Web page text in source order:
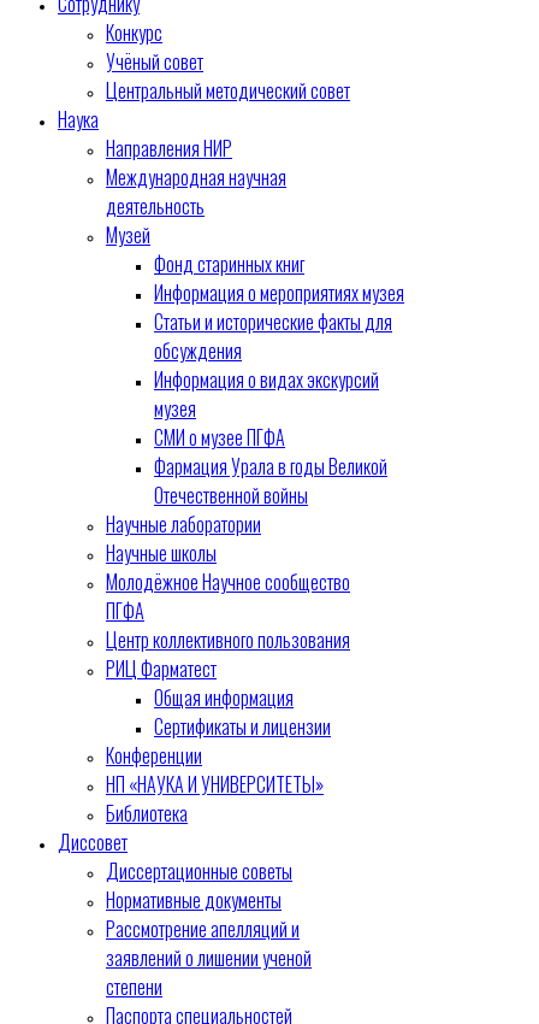
Конкурс
Учёный совет
Центральный методический совет
Наука
Направления НИР
Международная научная
деятельность
Музей
Фонд старинных книг
Информация о мероприятиях музея
Статьи и исторические факты для
обсуждения
Информация о видах экскурсий
музея
СМИ о музее ПГФА
Фармация Урала в годы Великой
Отечественной войны
Научные лаборатории
Научные школы
Молодёжное Научное сообщество
ПГФА
Центр коллективного пользования
РИЦ Фарматест
Общая информация
Сертификаты и лицензии
Конференции
НП «НАУКА И УНИВЕРСИТЕТЫ»
Библиотека
Диссовет
Диссертационные советы
Нормативные документы
Рассмотрение апелляций и
заявлений о лишении ученой
степени
Паспорта специальностей